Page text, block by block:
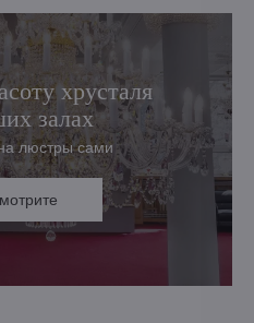
хрусталя
залах
люстры сами